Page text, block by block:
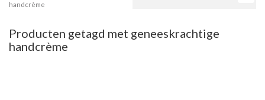
handcrème
Producten getagd met geneeskrachtige
handcrème